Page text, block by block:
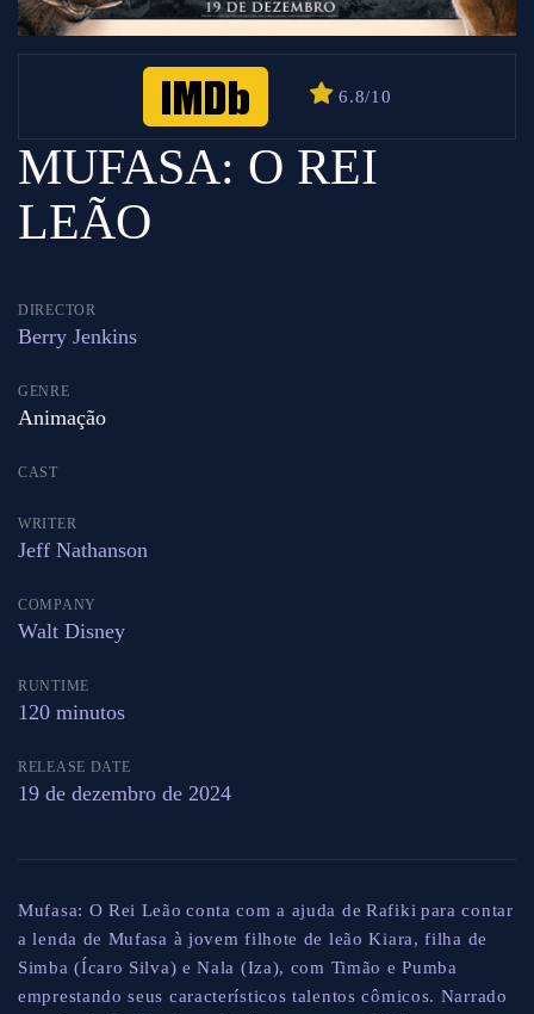
6.8/10
MUFASA: O REI
LEÃO
DIRECTOR
Berry Jenkins
GENRE
Animação
CAST
WRITER
Jeff Nathanson
COMPANY
Walt Disney
RUNTIME
120 minutos
RELEASE DATE
19 de dezembro de 2024
Mufasa: O Rei Leão conta com a ajuda de Rafiki para contar
a lenda de Mufasa à jovem filhote de leão Kiara, filha de
Simba (Ícaro Silva) e Nala (Iza), com Timão e Pumba
emprestando seus característicos talentos cômicos. Narrado